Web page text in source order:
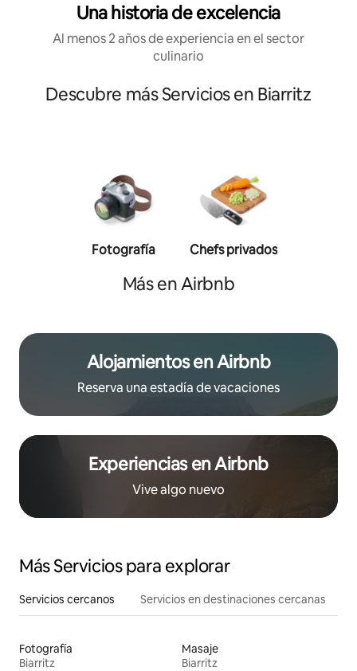
Una historia de excelencia
Al menos 2 años de experiencia en el sector
culinario
Descubre más Servicios en Biarritz
Fotografía Chefs privados
Más en Airbnb
Alojamientos en Airbnb
Reserva una estadía de vacaciones
Experiencias en Airbnb
Vive algo nuevo
Más Servicios para explorar
Servicios cercanos Servicios en destinaciones cercanas
Fotografía
Biarritz
Masaje
Biarritz